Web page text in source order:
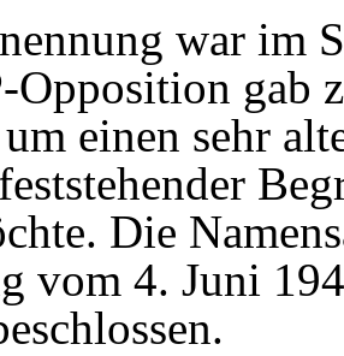
war im
gab
einen sehr
Die
vom 4. Juni